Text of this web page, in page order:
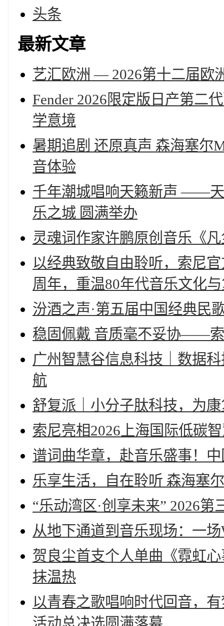
头条
最新文章
艺汇欧洲 — 2026第十二届欧
Fender 2026限定版日产第二
学意境
暑期追剧 还原真声 森海塞尔
音体验
千年潮城唱响天籁新声 ——
乐之城 圆满举办
灵魂词作家许鹏原创音乐《
以经典致敬自由聆听，索尼
周年，重温80年代音乐文化
汾酒之声·第五届中国经典民
稳固佩戴 音质毫不妥协——
广州智慧谷信息科技｜数据
航
舒复派｜小分子肽科技，为
索尼亮相2026上海国际低碳
谱词曲华章，赴音乐盛事！
乐享生活，自在聆听 森海塞
“乐动湾区·创享未来” 2026
从地下通道到音乐现场：一
贺良尘首支个人单曲《霓虹
抹温热
以青春之歌唱响时代回音，